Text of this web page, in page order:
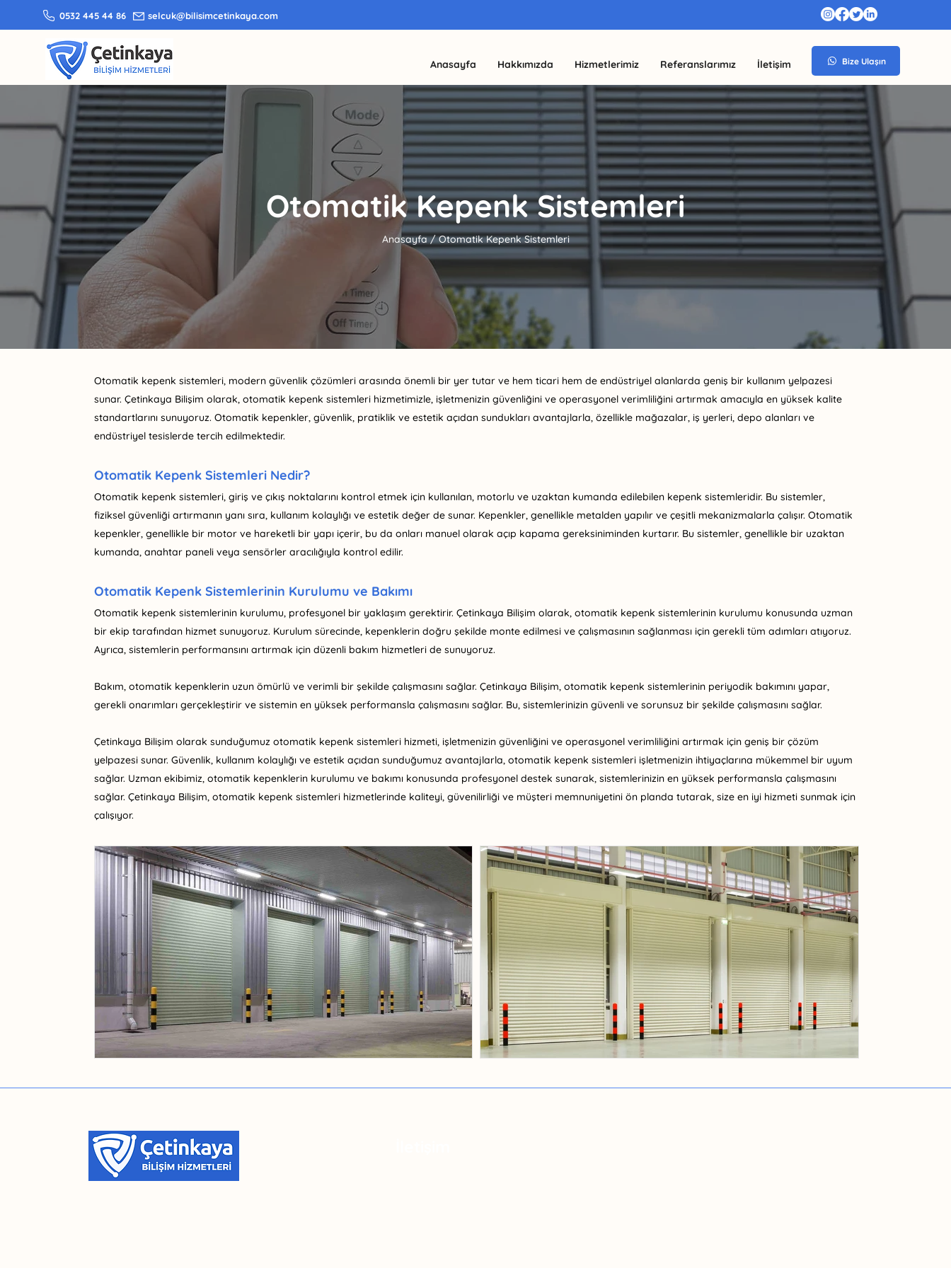
0532 445 44 86 selcuk@bilisimcetinkaya.com
Anasayfa Hakkımızda Hizmetlerimiz Referanslarımız İletişim Bize Ulaşın
Otomatik Kepenk Sistemleri
Anasayfa/Otomatik Kepenk Sistemleri
Otomatik kepenk sistemleri, modern güvenlik çözümleri arasında önemli bir yer tutar ve hem ticari hem de endüstriyel alanlarda geniş bir kullanım yelpazesi
sunar. Çetinkaya Bilişim olarak, otomatik kepenk sistemleri hizmetimizle, işletmenizin güvenliğini ve operasyonel verimliliğini artırmak amacıyla en yüksek kalite
standartlarını sunuyoruz. Otomatik kepenkler, güvenlik, pratiklik ve estetik açıdan sundukları avantajlarla, özellikle mağazalar, iş yerleri, depo alanları ve
endüstriyel tesislerde tercih edilmektedir.
Otomatik Kepenk Sistemleri Nedir?
Otomatik kepenk sistemleri, giriş ve çıkış noktalarını kontrol etmek için kullanılan, motorlu ve uzaktan kumanda edilebilen kepenk sistemleridir. Bu sistemler,
fiziksel güvenliği artırmanın yanı sıra, kullanım kolaylığı ve estetik değer de sunar. Kepenkler, genellikle metalden yapılır ve çeşitli mekanizmalarla çalışır. Otomatik
kepenkler, genellikle bir motor ve hareketli bir yapı içerir, bu da onları manuel olarak açıp kapama gereksiniminden kurtarır. Bu sistemler, genellikle bir uzaktan
kumanda, anahtar paneli veya sensörler aracılığıyla kontrol edilir.
Otomatik Kepenk Sistemlerinin Kurulumu ve Bakımı
Otomatik kepenk sistemlerinin kurulumu, profesyonel bir yaklaşım gerektirir. Çetinkaya Bilişim olarak, otomatik kepenk sistemlerinin kurulumu konusunda uzman
bir ekip tarafından hizmet sunuyoruz. Kurulum sürecinde, kepenklerin doğru şekilde monte edilmesi ve çalışmasının sağlanması için gerekli tüm adımları atıyoruz.
Ayrıca, sistemlerin performansını artırmak için düzenli bakım hizmetleri de sunuyoruz.
Bakım, otomatik kepenklerin uzun ömürlü ve verimli bir şekilde çalışmasını sağlar. Çetinkaya Bilişim, otomatik kepenk sistemlerinin periyodik bakımını yapar,
gerekli onarımları gerçekleştirir ve sistemin en yüksek performansla çalışmasını sağlar. Bu, sistemlerinizin güvenli ve sorunsuz bir şekilde çalışmasını sağlar.
Çetinkaya Bilişim olarak sunduğumuz otomatik kepenk sistemleri hizmeti, işletmenizin güvenliğini ve operasyonel verimliliğini artırmak için geniş bir çözüm
yelpazesi sunar. Güvenlik, kullanım kolaylığı ve estetik açıdan sunduğumuz avantajlarla, otomatik kepenk sistemleri işletmenizin ihtiyaçlarına mükemmel bir uyum
sağlar. Uzman ekibimiz, otomatik kepenklerin kurulumu ve bakımı konusunda profesyonel destek sunarak, sistemlerinizin en yüksek performansla çalışmasını
sağlar. Çetinkaya Bilişim, otomatik kepenk sistemleri hizmetlerinde kaliteyi, güvenilirliği ve müşteri memnuniyetini ön planda tutarak, size en iyi hizmeti sunmak için
çalışıyor.